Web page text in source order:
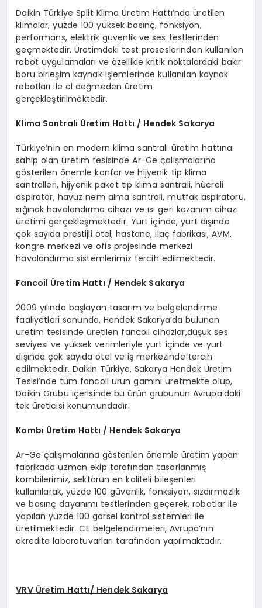
Daikin Türkiye Split Klima Üretim Hattı’nda üretilen
klimalar, yüzde 100 yüksek basınç, fonksiyon,
performans, elektrik güvenlik ve ses testlerinden
geçmektedir. Üretimdeki test proseslerinden kullanılan
robot uygulamaları ve özellikle kritik noktalardaki bakır
boru birleşim kaynak işlemlerinde kullanılan kaynak
robotları ile el değmeden üretim
gerçekleştirilmektedir.
Klima Santrali Üretim Hattı / Hendek Sakarya
Türkiye’nin en modern klima santrali üretim hattına
sahip olan üretim tesisinde Ar-Ge çalışmalarına
gösterilen önemle konfor ve hijyenik tip klima
santralleri, hijyenik paket tip klima santrali, hücreli
aspiratör, havuz nem alma santrali, mutfak aspiratörü,
sığınak havalandırma cihazı ve ısı geri kazanım cihazı
üretimi gerçekleşmektedir. Yurt içinde, yurt dışında
çok sayıda prestijli otel, hastane, ilaç fabrikası, AVM,
kongre merkezi ve ofis projesinde merkezi
havalandırma sistemlerimiz tercih edilmektedir.
Fancoil Üretim Hattı / Hendek Sakarya
2009 yılında başlayan tasarım ve belgelendirme
faaliyetleri sonunda, Hendek Sakarya’da bulunan
üretim tesisinde üretilen fancoil cihazlar,düşük ses
seviyesi ve yüksek verimleriyle yurt içinde ve yurt
dışında çok sayıda otel ve iş merkezinde tercih
edilmektedir. Daikin Türkiye, Sakarya Hendek Üretim
Tesisi’nde tüm fancoil ürün gamını üretmekte olup,
Daikin Grubu içerisinde bu ürün grubunun Avrupa’daki
tek üreticisi konumundadır.
Kombi Üretim Hattı / Hendek Sakarya
Ar-Ge çalışmalarına gösterilen önemle üretim yapan
fabrikada uzman ekip tarafından tasarlanmış
kombilerimiz, sektörün en kaliteli bileşenleri
kullanılarak, yüzde 100 güvenlik, fonksiyon, sızdırmazlık
ve basınç dayanımı testlerinden geçerek, robotlar ile
yapılan yüzde 100 görsel kontrol sistemleri ile
üretilmektedir. CE belgelendirmeleri, Avrupa’nın
akredite laboratuvarları tarafından yapılmaktadır.
VRV Üretim Hattı/ Hendek Sakarya